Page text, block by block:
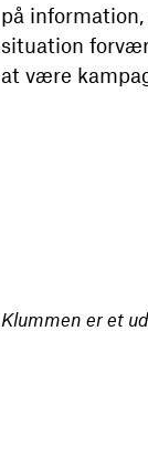
på
situation
at være
Klummen er et